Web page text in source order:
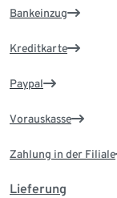
Bankeinzug
Kreditkarte
Paypal
Vorauskasse
Zahlung in der Filiale
Lieferung